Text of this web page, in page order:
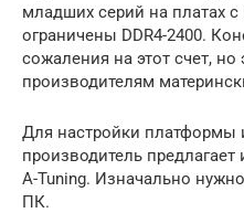
младших серий на платах
ограничены DDR4-2400.
сожаления на этот счет, но
производителям
Для настройки платформы
производитель
A-Tuning. Изначально
ПК.